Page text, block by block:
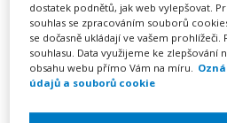
TERMÍN
01. 02. 2027
MÍSTO
dostatek podnětů, jak web vylepšovat.
souhlas se zpracováním souborů
se dočasně ukládají ve vašem
souhlasu. Data využijeme ke zlepšování
obsahu webu přímo Vám na míru.
údajů a souborů cookie